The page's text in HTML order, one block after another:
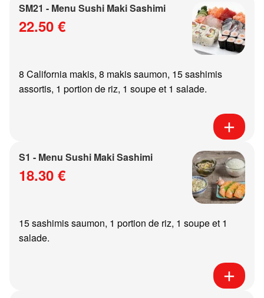
SM21 - Menu Sushi Maki Sashimi
22.50 €
8 California makis, 8 makis saumon, 15 sashimis
assortis, 1 portion de riz, 1 soupe et 1 salade.
S1 - Menu Sushi Maki Sashimi
18.30 €
15 sashimis saumon, 1 portion de riz, 1 soupe et 1
salade.